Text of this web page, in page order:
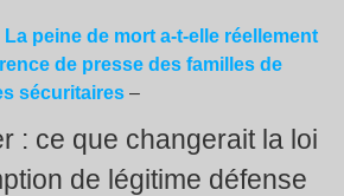
La peine de mort a-t-elle réellement
de presse des familles de
sécuritaires –
: ce que changerait la loi
de légitime défense